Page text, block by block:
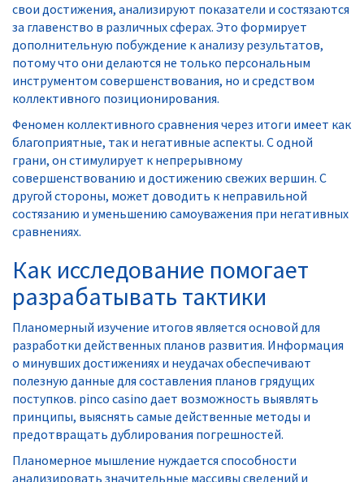
свои достижения, анализируют показатели и состязаются
за главенство в различных сферах. Это формирует
дополнительную побуждение к анализу результатов,
потому что они делаются не только персональным
инструментом совершенствования, но и средством
коллективного позиционирования.
Феномен коллективного сравнения через итоги имеет как
благоприятные, так и негативные аспекты. С одной
грани, он стимулирует к непрерывному
совершенствованию и достижению свежих вершин. С
другой стороны, может доводить к неправильной
состязанию и уменьшению самоуважения при негативных
сравнениях.
Как исследование помогает
разрабатывать тактики
Планомерный изучение итогов является основой для
разработки действенных планов развития. Информация
о минувших достижениях и неудачах обеспечивают
полезную данные для составления планов грядущих
поступков. pinco casino дает возможность выявлять
принципы, выяснять самые действенные методы и
предотвращать дублирования погрешностей.
Планомерное мышление нуждается способности
анализировать значительные массивы сведений и